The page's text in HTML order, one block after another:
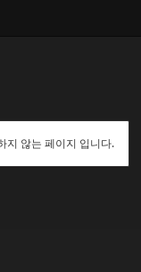
지 않는 페이지 입니다.